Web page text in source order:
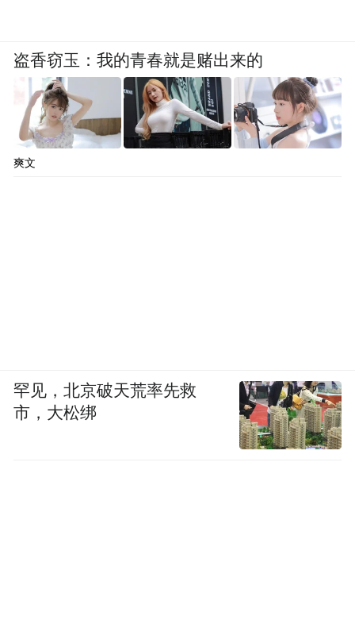
盗香窃玉：我的青春就是赌出来的
爽文
罕见，北京破天荒率先救
市，大松绑